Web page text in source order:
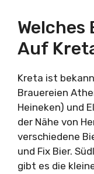
Welches
Auf
Kreta ist
Brauereien
Heineken) und
der Nähe von
verschiedene
und Fix Bier.
gibt es die